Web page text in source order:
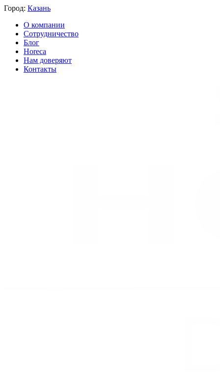
Город: Казань
О компании
Сотрудничество
Блог
Horeca
Нам доверяют
Контакты